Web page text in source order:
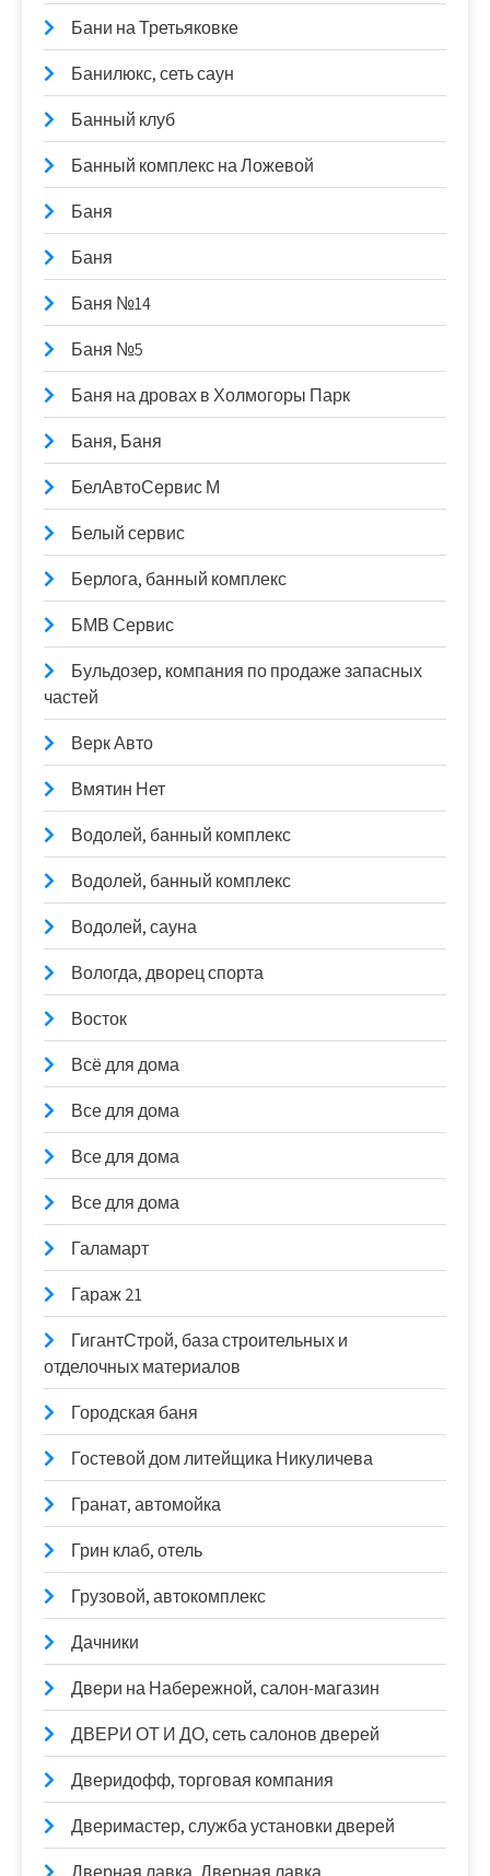
Бани на Третьяковке
Банилюкс, сеть саун
Банный клуб
Банный комплекс на Ложевой
Баня
Баня
Баня №14
Баня №5
Баня на дровах в Холмогоры Парк
Баня, Баня
БелАвтоСервис М
Белый сервис
Берлога, банный комплекс
БМВ Сервис
Бульдозер, компания по продаже запасных
частей
Верк Авто
Вмятин Нет
Водолей, банный комплекс
Водолей, банный комплекс
Водолей, сауна
Вологда, дворец спорта
Восток
Всё для дома
Все для дома
Все для дома
Все для дома
Галамарт
Гараж 21
ГигантСтрой, база строительных и
отделочных материалов
Городская баня
Гостевой дом литейщика Никуличева
Гранат, автомойка
Грин клаб, отель
Грузовой, автокомплекс
Дачники
Двери на Набережной, салон-магазин
ДВЕРИ ОТ И ДО, сеть салонов дверей
Дверидофф, торговая компания
Дверимастер, служба установки дверей